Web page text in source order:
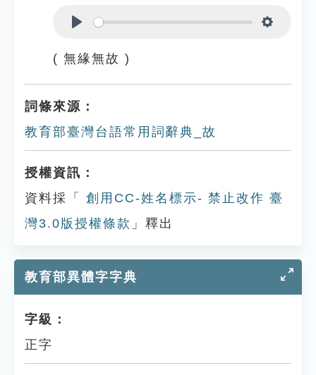
( 無緣無故 )
詞條來源：
教育部臺灣台語常用詞辭典_故
授權資訊：
資料採「
創用CC-姓名標示- 禁止改作 臺
灣3.0版授權條款 」釋出
教育部異體字字典
字級：
正字